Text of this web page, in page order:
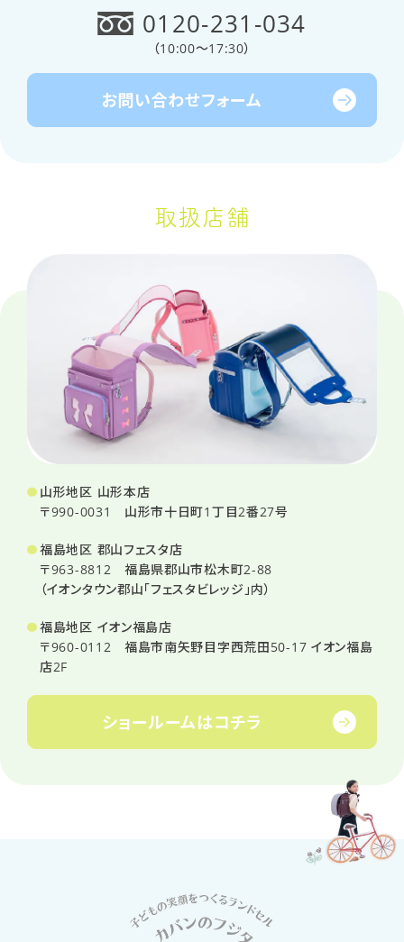
0120-231-034
（10:00～17:30）
お問い合わせフォーム
取扱店舗
山形地区 山形本店
〒990-0031 山形市十日町1丁目2番27号
福島地区 郡山フェスタ店
〒963-8812 福島県郡山市松木町2-88
（イオンタウン郡山「フェスタビレッジ」内）
福島地区 イオン福島店
〒960-0112 福島市南矢野目字西荒田50-17 イオン福島
店2F
ショールームはコチラ